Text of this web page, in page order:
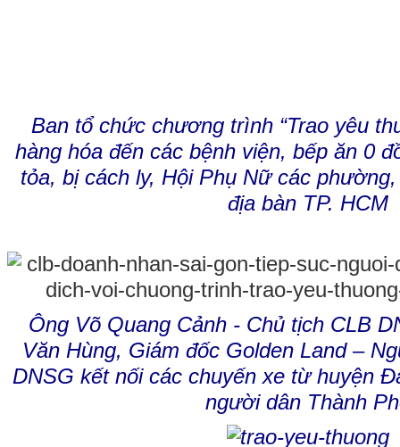
Ban tổ chức chương trình “Trao yêu
hàng hóa đến các bệnh viện, bếp ăn 0
tỏa, bị cách ly, Hội Phụ Nữ các
địa bàn TP. HCM
Ông Võ Quang Cảnh - Chủ tịch CLB
Văn Hùng, Giám đốc Golden Land –
DNSG kết nối các chuyến xe từ huyện
người dân Thành